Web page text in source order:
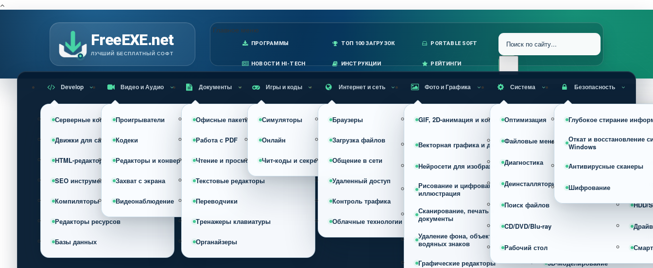
FreeEXE.net
ЛУЧШИЙ БЕСПЛАТНЫЙ СОФТ
Главное меню
ПРОГРАММЫ ТОП 100 ЗАГРУЗОК PORTABLE SOFT
НОВОСТИ HI-TECH ИНСТРУКЦИИ РЕЙТИНГИ
Develop
Серверные компоненты
Движки для сайта (CMS)
HTML-редакторы
SEO инструменты
Компиляторы
Редакторы ресурсов
Базы данных
Видео и Аудио
Проигрыватели
Кодеки
Редакторы и конвертеры
Захват с экрана
Видеонаблюдение
Документы
Офисные пакеты
Работа с PDF
Чтение и просмотр
Текстовые редакторы
Переводчики
Тренажеры клавиатуры
Органайзеры
Игры и коды
Симуляторы
Онлайн
Чит-коды и секреты
Интернет и сеть
Браузеры
Загрузка файлов
Общение в сети
Удаленный доступ
Контроль трафика
Облачные технологии
Фото и Графика
GIF, 2D-анимация и комиксы
RAW, HDR и профессиональная
обработка фото
Векторная графика и дизайн Конвертеры изображений
Нейросети для изображений Просмотрщики
Рисование и цифровая
иллюстрация
Сжатие, оптимизация и
размера изображений
Сканирование, печать и фото на
документы
Удаление фона, объектов и
водяных знаков
Графические редакторы 3D-Моделирование
Система
Оптимизация
Файловые менеджеры
Диагностика
Деинсталляторы
Поиск файлов HDD/
CD/DVD/Blu-ray
Рабочий стол
Безопасность
Глубокое стирание
Откат и восстановление
Windows
Антивирусные сканеры
Шифрование